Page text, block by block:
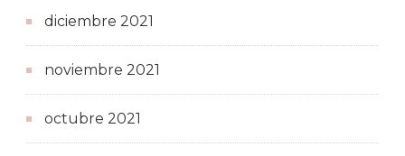
diciembre 2021
noviembre 2021
octubre 2021